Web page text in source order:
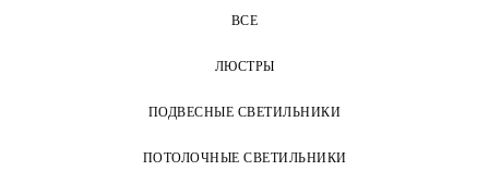
ВСЕ
ЛЮСТРЫ
ПОДВЕСНЫЕ СВЕТИЛЬНИКИ
ПОТОЛОЧНЫЕ СВЕТИЛЬНИКИ